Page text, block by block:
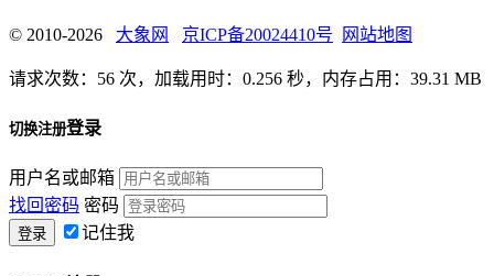
© 2010-2026 大象网 京ICP备20024410号 网站地图
请求次数：56 次，加载用时：0.256 秒，内存占用：39.31 MB
切换注册登录
用户名或邮箱
找回密码 密码
记住我